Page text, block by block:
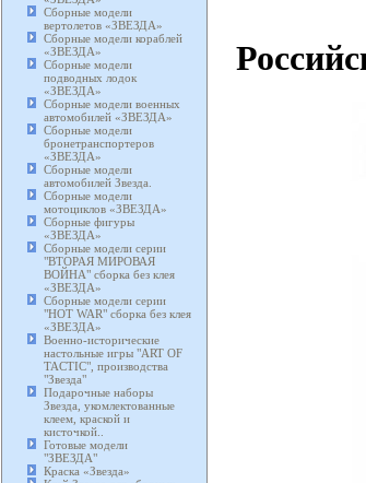
Сборные модели
вертолетов «ЗВЕЗДА»
Сборные модели кораблей
«ЗВЕЗДА»
Сборные модели
подводных лодок
«ЗВЕЗДА»
Сборные модели военных
автомобилей «ЗВЕЗДА»
Сборные модели
бронетранспортеров
«ЗВЕЗДА»
Сборные модели
автомобилей Звезда.
Сборные модели
мотоциклов «ЗВЕЗДА»
Сборные фигуры
«ЗВЕЗДА»
Сборные модели серии
"ВТОРАЯ МИРОВАЯ
ВОЙНА" сборка без клея
«ЗВЕЗДА»
Сборные модели серии
"HOT WAR" сборка без клея
«ЗВЕЗДА»
Военно-исторические
настольные игры "ART OF
TACTIC", производства
"Звезда"
Подарочные наборы
Звезда, укомлектованные
клеем, краской и
кисточкой..
Готовые модели
"ЗВЕЗДА"
Краска «Звезда»